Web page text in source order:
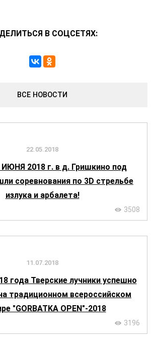
В СОЦСЕТЯХ:
ВСЕ НОВОСТИ
22.05.2018
ИЮНЯ 2018 г. в д. Гришкино под
соревнования по 3D стрельбе
излука и арбалета!
3508
11.07.2018
года Тверские лучники успешно
традиционном всероссийском
"GORBATKA OPEN"-2018
3196